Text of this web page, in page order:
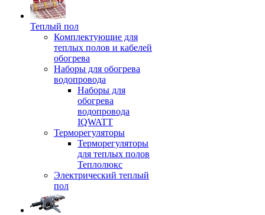
Теплый пол
Комплектующие для
теплых полов и кабелей
обогрева
Наборы для обогрева
водопровода
Наборы для
обогрева
водопровода
IQWATT
Терморегуляторы
Терморегуляторы
для теплых полов
Теплолюкс
Электрический теплый
пол